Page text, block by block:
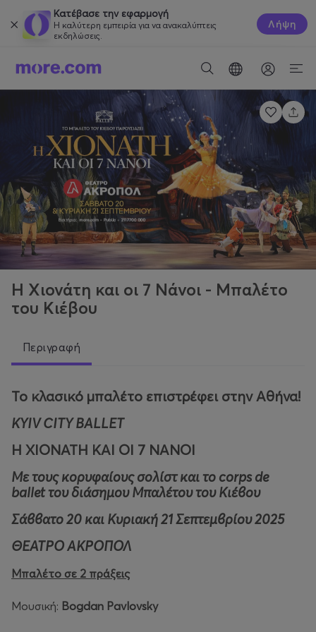
Κατέβασε την εφαρμογή
Η καλύτερη εμπειρία για να ανακαλύπτεις
εκδηλώσεις.
Λήψη
Η Χιονάτη και οι 7 Νάνοι - Μπαλέτο
του Κιέβου
Περιγραφή
Το κλασικό μπαλέτο επιστρέφει στην Αθήνα!
KYIV CITY BALLET
Η ΧΙΟΝΑΤΗ ΚΑΙ ΟΙ 7 ΝΑΝΟΙ
Με τους κορυφαίους σολίστ και το corps de
ballet του διάσημου Μπαλέτου του Κιέβου
Σάββατο 20 και Κυριακή 21 Σεπτεμβρίου 2025
ΘΕΑΤΡΟ ΑΚΡΟΠΟΛ
Μπαλέτο σε 2 πράξεις
Μουσική: Bogdan Pavlovsky